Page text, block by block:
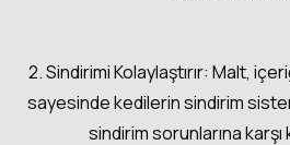
2. Sindirimi Kolaylaştırır: Malt,
sayesinde kedilerin sindirim
sindirim sorunlarına